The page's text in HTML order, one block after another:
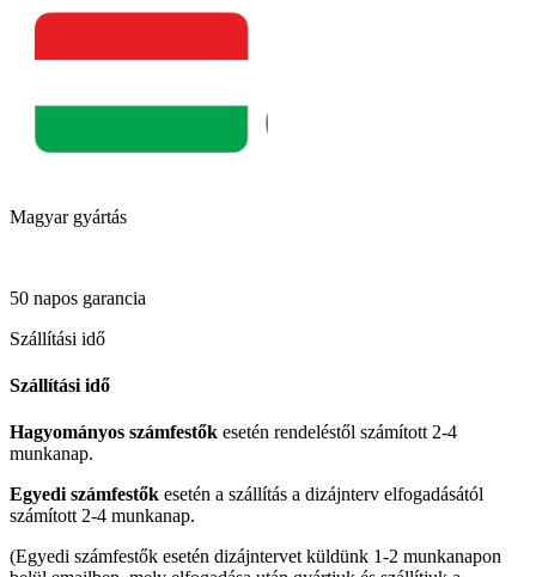
Magyar gyártás
50 napos garancia
Szállítási idő
Szállítási idő
Hagyományos számfestők esetén rendeléstől számított 2-4
munkanap.
Egyedi számfestők esetén a szállítás a dizájnterv elfogadásától
számított 2-4 munkanap.
(Egyedi számfestők esetén dizájntervet küldünk 1-2 munkanapon